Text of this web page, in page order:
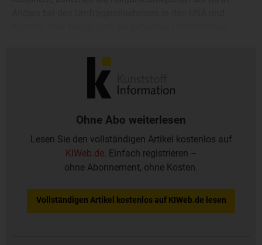
Geschäftslagen und verbesserten Erwartungen.
Ohne Abo weiterlesen
Lesen Sie den vollständigen Artikel kostenlos auf
KIWeb.de. Einfach registrieren –
ohne Abonnement, ohne Kosten.
Vollständigen Artikel kostenlos auf KIWeb.de lesen